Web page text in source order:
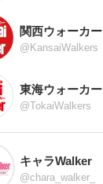
関西ウォーカー
@KansaiWalkers
東海ウォーカー
@TokaiWalkers
キャラWalker
@chara_walker_